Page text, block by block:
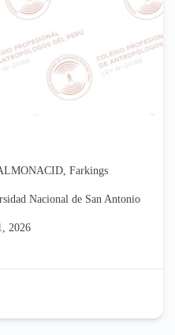
Farkings
Nacional de San Antonio
2026